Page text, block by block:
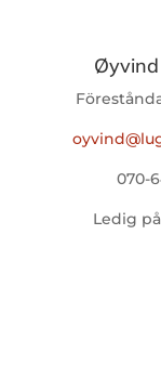
Øyvind
070-
Ledig